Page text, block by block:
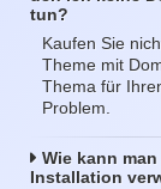
tun?
Kaufen Sie
Theme mit
Thema für
Problem.
Wie kann
Installation